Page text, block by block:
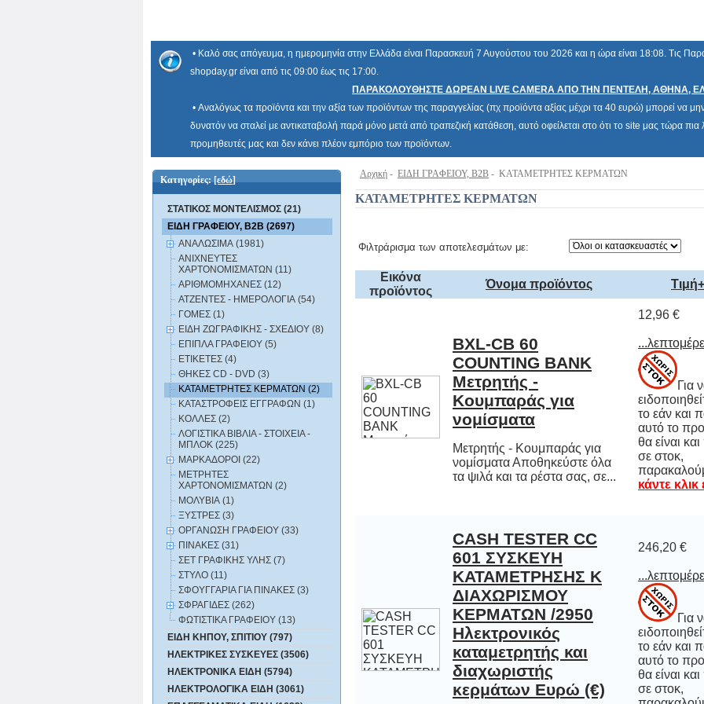
• Καλό σας απόγευμα, η ημερομηνία στην Ελλάδα είναι Παρασκευή 7 Αυγούστου του 2026 και η ώρα είναι 18:08. Τις
shopday.gr είναι από τις 09:00 έως τις 17:00.
ΠΑΡΑΚΟΛΟΥΘΗΣΤΕ ΔΩΡΕΑΝ LIVE CAMERA ΑΠΟ ΤΗΝ ΠΕΝΤΕΛΗ, ΑΘΗΝΑ,
• Αναλόγως τα προϊόντα και την αξία των προϊόντων της παραγγελίας (πχ προϊόντα αξίας μέχρι τα 40 ευρώ) μπορεί να
δυνατόν να σταλεί με αντικαταβολή παρά μόνο μετά από τραπεζική κατάθεση, αυτό οφείλεται στο ότι το site μας τώρα
προμηθευτές μας και δεν κάνει πλέον εμπόριο των προϊόντων.
Κατηγορίες:[εδώ]
ΣΤΑΤΙΚΟΣ ΜΟΝΤΕΛΙΣΜΟΣ (21)
ΕΙΔΗ ΓΡΑΦΕΙΟΥ, B2B (2697)
ΑΝΑΛΩΣΙΜΑ (1981)
ΑΝΙΧΝΕΥΤΕΣ
ΧΑΡΤΟΝΟΜΙΣΜΑΤΩΝ (11)
ΑΡΙΘΜΟΜΗΧΑΝΕΣ (12)
ΑΤΖΕΝΤΕΣ - ΗΜΕΡΟΛΟΓΙΑ (54)
ΓΟΜΕΣ (1)
ΕΙΔΗ ΖΩΓΡΑΦΙΚΗΣ - ΣΧΕΔΙΟΥ (8)
ΕΠΙΠΛΑ ΓΡΑΦΕΙΟΥ (5)
ΕΤΙΚΕΤΕΣ (4)
ΘΗΚΕΣ CD - DVD (3)
ΚΑΤΑΜΕΤΡΗΤΕΣ ΚΕΡΜΑΤΩΝ (2)
ΚΑΤΑΣΤΡΟΦΕΙΣ ΕΓΓΡΑΦΩΝ (1)
ΚΟΛΛΕΣ (2)
ΛΟΓΙΣΤΙΚΑ BIBΛΙΑ - ΣΤΟΙΧΕΙΑ -
ΜΠΛΟΚ (225)
ΜΑΡΚΑΔΟΡΟΙ (22)
ΜΕΤΡΗΤΕΣ
ΧΑΡΤΟΝΟΜΙΣΜΑΤΩΝ (2)
ΜΟΛΥΒΙΑ (1)
ΞΥΣΤΡΕΣ (3)
ΟΡΓΑΝΩΣΗ ΓΡΑΦΕΙΟΥ (33)
ΠΙΝΑΚΕΣ (31)
ΣΕΤ ΓΡΑΦΙΚΗΣ ΥΛΗΣ (7)
ΣΤΥΛΟ (11)
ΣΦΟΥΓΓΑΡΙΑ ΓΙΑ ΠΙΝΑΚΕΣ (3)
ΣΦΡΑΓΙΔΕΣ (262)
ΦΩΤΙΣΤΙΚΑ ΓΡΑΦΕΙΟΥ (13)
ΕΙΔΗ ΚΗΠΟΥ, ΣΠΙΤΙΟΥ (797)
ΗΛΕΚΤΡΙΚΕΣ ΣΥΣΚΕΥΕΣ (3506)
ΗΛΕΚΤΡΟΝΙΚΑ ΕΙΔΗ (5794)
ΗΛΕΚΤΡΟΛΟΓΙΚΑ ΕΙΔΗ (3061)
Αρχική - ΕΙΔΗ ΓΡΑΦΕΙΟΥ, B2B - ΚΑΤΑΜΕΤΡΗΤΕΣ ΚΕΡΜΑΤΩΝ
ΚΑΤΑΜΕΤΡΗΤΕΣ ΚΕΡΜΑΤΩΝ
Φιλτράρισμα των αποτελεσμάτων με:
Εικόνα
προϊόντος
Όνομα προϊόντος Τιμή+
BXL-CB 60
COUNTING BANK
Μετρητής -
Κουμπαράς για
νομίσματα
Μετρητής - Κουμπαράς για
νομίσματα Αποθηκεύστε όλα
τα ψιλά και τα ρέστα σας, σε...
12,96 €
Για
το εάν και
αυτό το
θα είναι και
σε
κάντε
CASH TESTER CC
601 ΣΥΣΚΕΥΗ
ΚΑΤΑΜΕΤΡΗΣΗΣ Κ
ΔΙΑΧΩΡΙΣΜΟΥ
ΚΕΡΜΑΤΩΝ /2950
Ηλεκτρονικός
καταμετρητής και
διαχωριστής
κερμάτων Ευρώ (€)
246,20 €
Για
το εάν και
αυτό το
θα είναι και
σε